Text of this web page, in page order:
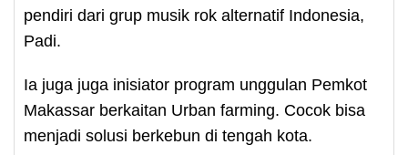
pendiri dari grup musik rok alternatif Indonesia,
Padi.
Ia juga juga inisiator program unggulan Pemkot
Makassar berkaitan Urban farming. Cocok bisa
menjadi solusi berkebun di tengah kota.